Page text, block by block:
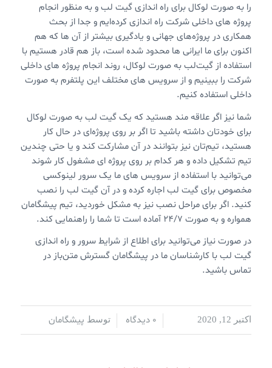
را به صورت لوکال برای راه اندازی گیت لب و به منظور انجام
پروژه های داخلی شرکت راه اندازی کرده‌ایم و جدا از بحث
همکاری در پروژه‌های جهانی و یادگیری بیشتر از آن ها که هم
اکنون برای ما ایرانی ها محدود شده است، باز هم قادر هستیم با
استفاده از گیت‌لب به صورت لوکال، روند انجام پروژه های داخلی
شرکت را ببینیم و از سرویس های مختلف این پلتفرم به صورت
داخلی استفاده کنیم.
شما نیز اگر علاقه مند هستید که یک گیت لب به صورت لوکال
برای خودتان داشته باشید تا اگر بر روی پروژه‌ای در حال کار
هستید، تیم‌تان نیز بتوانند در آن مشارکت کند و یا حتی چندین
تیم تشکیل داده و هر کدام بر روی پروژه ای مشغول کار شوند
می‌توانید با استفاده از سرویس های ما یک سرور لینوکسی
مخصوص برای گیت لب اجاره کرده و در آن گیت لب را نصب
کنید. اگر برای مراحل نصب نیز به مشکل خوردید، تیم پیشگامان
همواره و به صورت ۲۴/۷ آماده است تا شما را راهنمایی کند.
در صورت نیاز می‌توانید برای اطلاع از شرایط سرور و راه اندازی
گیت لب با کارشناسان ما در پیشگامان گسترش متن‌باز در
تماس باشید.
اکتبر 12, 2020 / 0 دیدگاه/ توسط پیشگامان